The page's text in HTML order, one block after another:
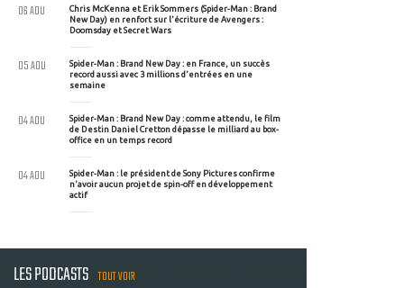
Chris McKenna et Erik Sommers (Spider-Man : Brand
New Day) en renfort sur l'écriture de Avengers :
Doomsday et Secret Wars
06 AOU
Spider-Man : Brand New Day : en France, un succès
record aussi avec 3 millions d'entrées en une
semaine
05 AOU
Spider-Man : Brand New Day : comme attendu, le film
de Destin Daniel Cretton dépasse le milliard au box-
office en un temps record
04 AOU
Spider-Man : le président de Sony Pictures confirme
n'avoir aucun projet de spin-off en développement
actif
04 AOU
LES PODCASTS TOUT VOIR